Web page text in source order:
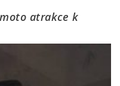
atrakce k